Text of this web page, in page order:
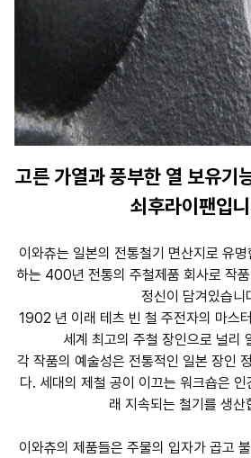
고른 가열과 풍부한 열 보유기
쇠후라이팬입
이와츄는 일본의 전통철기 면산지로 유
하는 400년 전통의 주철제품 회사로 작
정신이 담겨있습니
1902 년 이래 테츠 빈 철 주전자의 마스
세계 최고의 주철 장인으로 널리
각 작품의 예술성은 전통적인 일본 장인
다. 세대의 제철 공이 이끄는 워크숍은
래 지속되는 철기를 생산
이와츄의 제품들은 주물의 입자가 곱고